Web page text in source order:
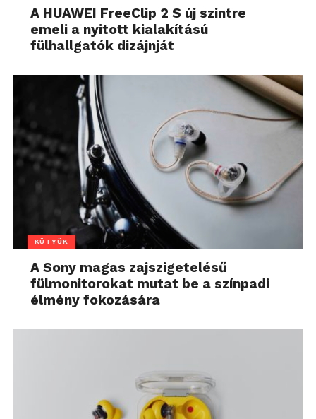
A HUAWEI FreeClip 2 S új szintre
emeli a nyitott kialakítású
fülhallgatók dizájnját
KÜTYÜK
A Sony magas zajszigetelésű
fülmonitorokat mutat be a színpadi
élmény fokozására